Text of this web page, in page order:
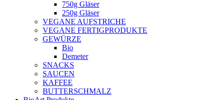
750g Gläser
250g Gläser
VEGANE AUFSTRICHE
VEGANE FERTIGPRODUKTE
GEWÜRZE
Bio
Demeter
SNACKS
SAUCEN
KAFFEE
BUTTERSCHMALZ